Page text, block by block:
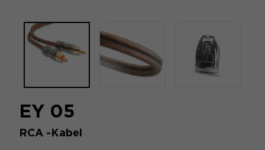
EY 05
RCA -Kabel